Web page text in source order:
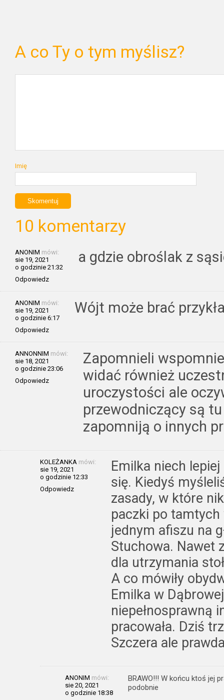
A co Ty o tym myślisz?
Imię
10 komentarzy
ANONIM mówi:
sie 19, 2021
o godzinie 21:32
Odpowiedz
a gdzie obroślak z
ANONIM mówi:
sie 19, 2021
o godzinie 6:17
Odpowiedz
Wójt może brać
ANNONNIM mówi:
sie 18, 2021
o godzinie 23:06
Odpowiedz
Zapomnieli
widać również
uroczystości ale
przewodniczący są
zapomniją o innych
KOLEŻANKA mówi:
sie 19, 2021
o godzinie 12:33
Odpowiedz
Emilka niech
się. Kiedyś
zasady, w które
paczki po
jednym afiszu na
Stuchowa. Nawet
dla utrzymania
A co mówiły
Emilka w
niepełnosprawną
pracowała. Dziś
Szczera ale
ANONIM mówi:
sie 20, 2021
o godzinie 18:38
BRAWO!!! W końcu ktoś jej
podobnie